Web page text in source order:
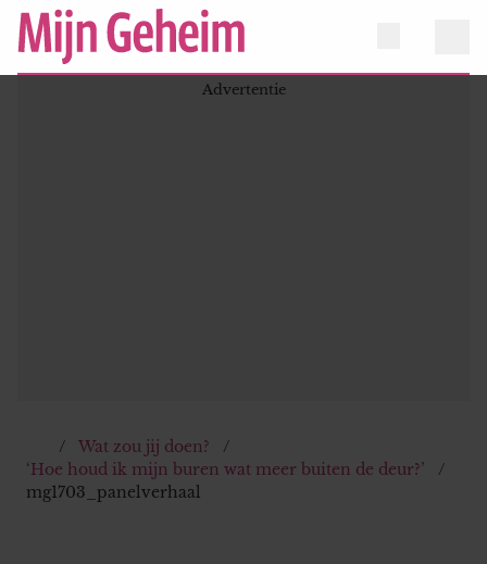
Wat zou jij doen?
‘Hoe houd ik mijn buren wat meer buiten de deur?’
mg1703_panelverhaal